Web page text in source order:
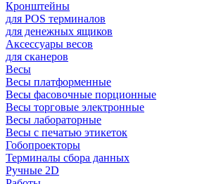
Кронштейны
для POS терминалов
для денежных ящиков
Аксессуары весов
для сканеров
Весы
Весы платформенные
Весы фасовочные порционные
Весы торговые электронные
Весы лабораторные
Весы с печатью этикеток
Гобопроекторы
Терминалы сбора данных
Ручные 2D